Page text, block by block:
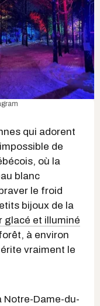
qui adorent
de
où la
blanc
le froid
bijoux de la
glacé et illuminé
à environ
vraiment le
Notre-Dame-du-